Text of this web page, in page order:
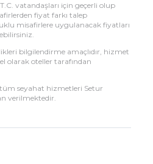
vatandaşları için geçerli olup
fiyat farkı talep
misafirlere uygulanacak fiyatları
bilgilendirme amaçlıdır, hizmet
olarak oteller tarafından
seyahat hizmetleri Setur
verilmektedir.